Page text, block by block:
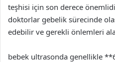
teşhisi için son derece
doktorlar gebelik sürecinde
edebilir ve gerekli önlemleri
bebek ultrasonda genellikle